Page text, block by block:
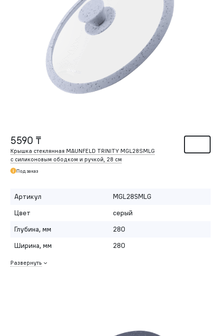
5590 ₸
Крышка стеклянная MAUNFELD TRINITY MGL28SMLG
с силиконовым ободком и ручкой, 28 см
Под заказ
Артикул
MGL28SMLG
Цвет
серый
Глубина, мм
280
Ширина, мм
280
Развернуть